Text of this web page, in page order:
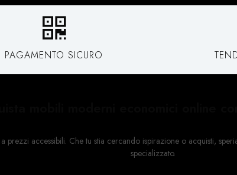
PAGAMENTO SICURO
accessibili. Che tu stia cercando ispirazione o acquisti,
specializzato.